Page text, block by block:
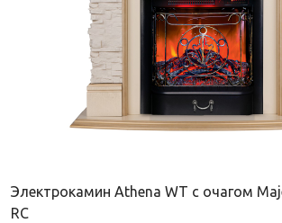
Электрокамин Athena WT с очагом
RC